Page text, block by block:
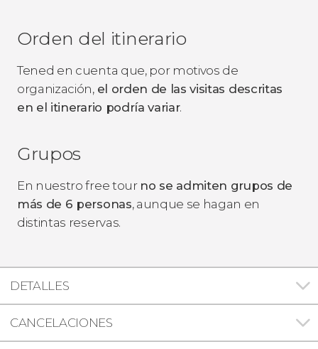
Orden del itinerario
Tened en cuenta que, por motivos de
organización, el orden de las visitas descritas
en el itinerario podría variar.
Grupos
En nuestro free tour no se admiten grupos de
más de 6 personas, aunque se hagan en
distintas reservas.
DETALLES
CANCELACIONES